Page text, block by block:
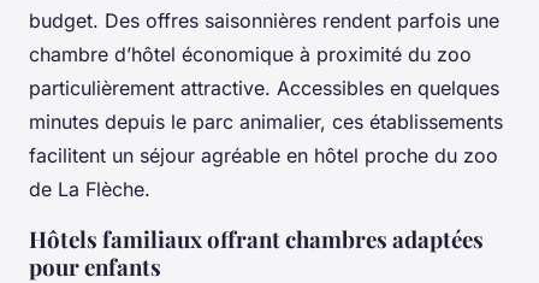
budget. Des offres saisonnières rendent parfois une
chambre d’hôtel économique à proximité du zoo
particulièrement attractive. Accessibles en quelques
minutes depuis le parc animalier, ces établissements
facilitent un séjour agréable en hôtel proche du zoo
de La Flèche.
Hôtels familiaux offrant chambres adaptées
pour enfants